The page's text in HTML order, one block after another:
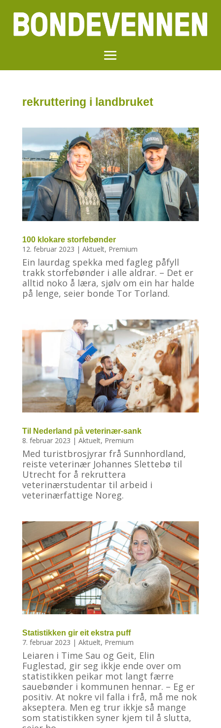
rekruttering i landbruket
100 klokare storfebønder
12. februar 2023 | Aktuelt, Premium
Ein laurdag spekka med fagleg påfyll
trakk storfebønder i alle aldrar. – Det er
alltid noko å læra, sjølv om ein har halde
på lenge, seier bonde Tor Torland.
Til Nederland på veterinær-sank
8. februar 2023 | Aktuelt, Premium
Med turistbrosjyrar frå Sunnhordland,
reiste veterinær Johannes Slettebø til
Utrecht for å rekruttera
veterinærstudentar til arbeid i
veterinærfattige Noreg.
Statistikken gir eit ekstra puff
7. februar 2023 | Aktuelt, Premium
Leiaren i Time Sau og Geit, Elin
Fuglestad, gir seg ikkje ende over om
statistikken peikar mot langt færre
sauebønder i kommunen hennar. – Eg er
positiv. At nokre vil falla i frå, må me nok
akseptera. Men eg trur ikkje så mange
som statistikken syner kjem til å slutta,